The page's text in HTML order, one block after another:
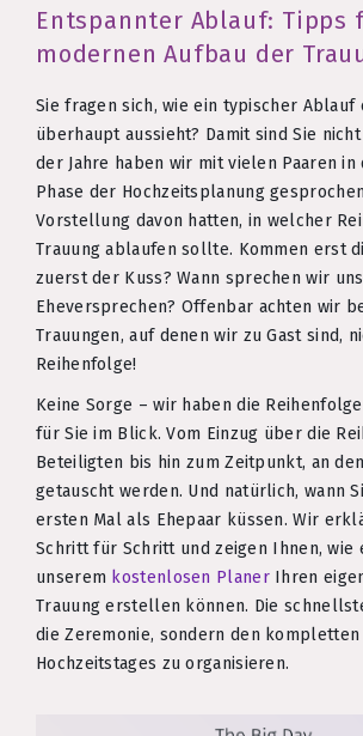
Entspannter Ablauf: Tipps
modernen Aufbau der
Sie fragen sich, wie ein typischer Ablauf
überhaupt aussieht? Damit sind Sie
der Jahre haben wir mit vielen Paaren
Phase der Hochzeitsplanung
Vorstellung davon hatten, in welcher
Trauung ablaufen sollte. Kommen erst
zuerst der Kuss? Wann sprechen wir
Eheversprechen? Offenbar achten wir
Trauungen, auf denen wir zu Gast sind,
Reihenfolge!
Keine Sorge – wir haben die
für Sie im Blick. Vom Einzug über die
Beteiligten bis hin zum Zeitpunkt, an
getauscht werden. Und natürlich, wann
ersten Mal als Ehepaar küssen. Wir
Schritt für Schritt und zeigen Ihnen, wie
unserem kostenlosen PlanerIhren
Trauung erstellen können. Die
die Zeremonie, sondern den
Hochzeitstages zu organisieren.